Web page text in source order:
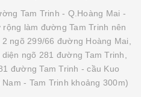
Tam Trinh - Q.Hoàng Mai -
làm đường Tam Trinh nên
ngõ 299/66 đường Hoàng Mai,
ngõ 281 đường Tam Trinh,
đường Tam Trinh - cầu Kuo
- Tam Trinh khoảng 300m)